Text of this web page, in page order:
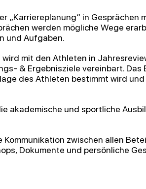
„Karriereplanung“ in Gesprächen
werden mögliche Wege
und Aufgaben.
mit den Athleten in
& Ergebnisziele vereinbart.
des Athleten bestimmt wird
akademische und sportliche
zwischen allen
Dokumente und persönliche